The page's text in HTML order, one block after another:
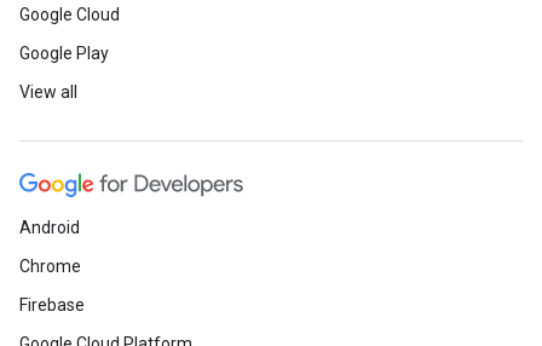
Google Cloud
Google Play
View all
Android
Chrome
Firebase